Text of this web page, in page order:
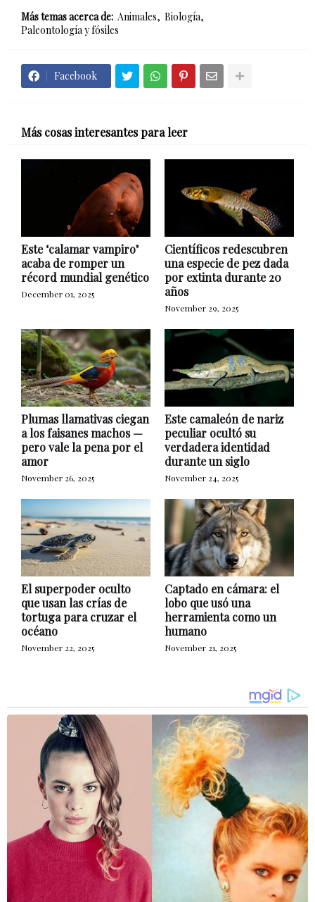
Más temas acerca de: Animales
Biología
Paleontología y fósiles
Facebook
Más cosas interesantes para leer
Este ‘calamar vampiro’
acaba de romper un
récord mundial genético
December 01, 2025
Científicos redescubren
una especie de pez dada
por extinta durante 20
años
November 29, 2025
Plumas llamativas ciegan
a los faisanes machos —
pero vale la pena por el
amor
November 26, 2025
Este camaleón de nariz
peculiar ocultó su
verdadera identidad
durante un siglo
November 24, 2025
El superpoder oculto
que usan las crías de
tortuga para cruzar el
océano
November 22, 2025
Captado en cámara: el
lobo que usó una
herramienta como un
humano
November 21, 2025